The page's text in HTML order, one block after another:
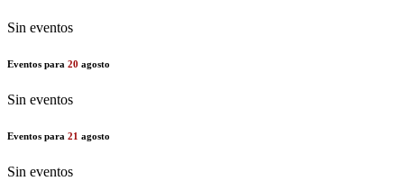
Sin eventos
Eventos para 20 agosto
Sin eventos
Eventos para 21 agosto
Sin eventos